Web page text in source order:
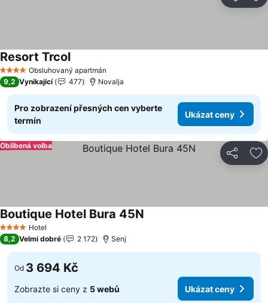
4 Počet hvězdiček
Obsluhovaný apartmán
Resort Trcol
9,2 Vynikající 477 Novalja
Pro zobrazení přesných cen vyberte
termín
Ukázat ceny
Sdílet
Oblíbená volba
4 Počet hvězdiček
Hotel
Boutique Hotel Bura 45N
8,2 Velmi dobré 2 172 Senj
Od 3 694 Kč
Zobrazte si ceny z 5 webů Ukázat ceny